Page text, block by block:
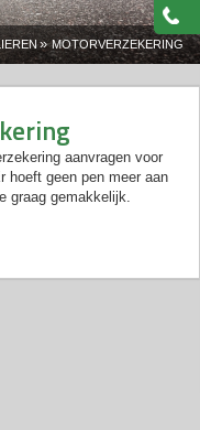
» MOTORVERZEKERING
aanvragen voor
hoeft geen pen meer aan
graag gemakkelijk.